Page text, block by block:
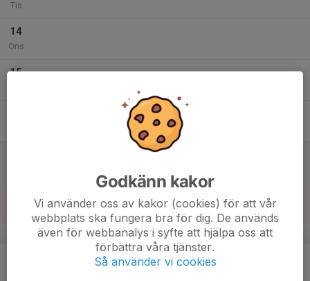
Tis
14
Ons
15
11:30
Lilla konferensrummet
v.4
Godkänn kakor
Vi använder oss av kakor (cookies) för att vår
webbplats ska fungera bra för dig. De används
även för webbanalys i syfte att hjälpa oss att
förbättra våra tjänster.
Så använder vi cookies